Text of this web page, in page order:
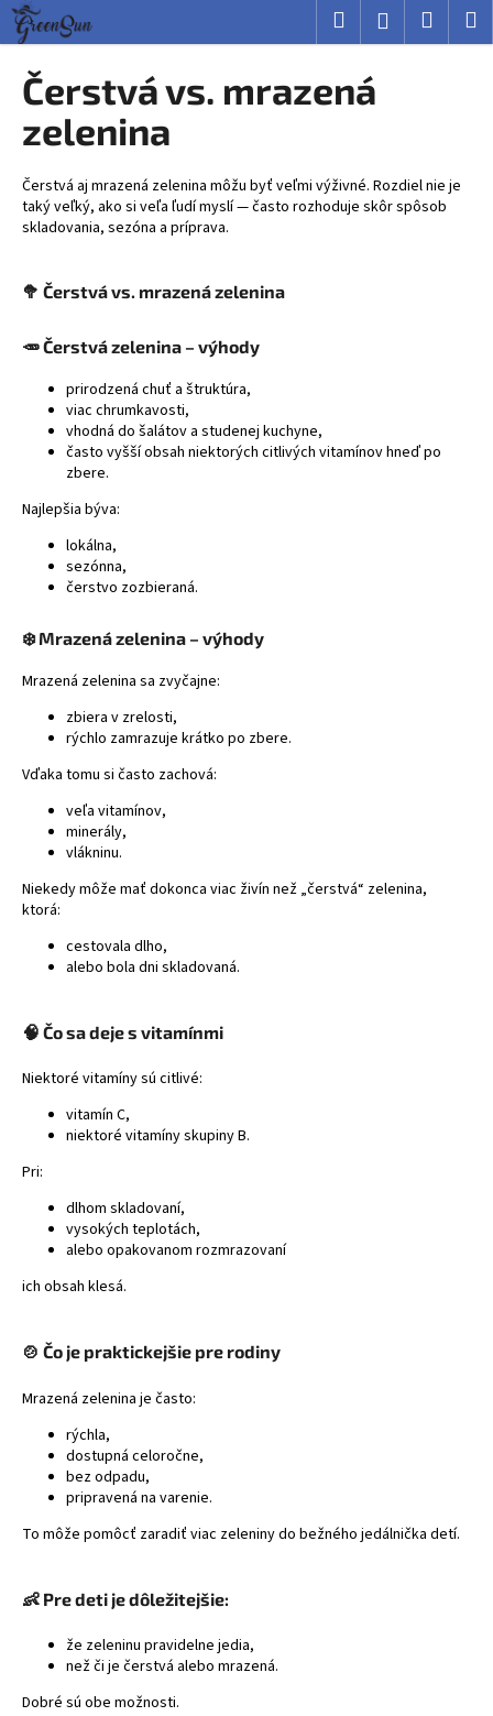
Prejsť
obsah
Hľadať Prihlásenie
Čerstvá vs. mrazená
zelenina
Čerstvá aj mrazená zelenina môžu byť veľmi výživné. Rozdiel nie je
taký veľký, ako si veľa ľudí myslí — často rozhoduje skôr spôsob
skladovania, sezóna a príprava.
🥦 Čerstvá vs. mrazená zelenina
🥕 Čerstvá zelenina – výhody
prirodzená chuť a štruktúra,
viac chrumkavosti,
vhodná do šalátov a studenej kuchyne,
často vyšší obsah niektorých citlivých vitamínov hneď po
zbere.
Najlepšia býva:
lokálna,
sezónna,
čerstvo zozbieraná.
❄️ Mrazená zelenina – výhody
Mrazená zelenina sa zvyčajne:
zbiera v zrelosti,
rýchlo zamrazuje krátko po zbere.
Vďaka tomu si často zachová:
veľa vitamínov,
minerály,
vlákninu.
Niekedy môže mať dokonca viac živín než „čerstvá“ zelenina,
ktorá:
cestovala dlho,
alebo bola dni skladovaná.
🧠 Čo sa deje s vitamínmi
Niektoré vitamíny sú citlivé:
vitamín C,
niektoré vitamíny skupiny B.
Pri:
dlhom skladovaní,
vysokých teplotách,
alebo opakovanom rozmrazovaní
ich obsah klesá.
🍲 Čo je praktickejšie pre rodiny
Mrazená zelenina je často:
rýchla,
dostupná celoročne,
bez odpadu,
pripravená na varenie.
To môže pomôcť zaradiť viac zeleniny do bežného jedálnička detí.
👶 Pre deti je dôležitejšie:
že zeleninu pravidelne jedia,
než či je čerstvá alebo mrazená.
Dobré sú obe možnosti.
K
o
Č
o
p
o
t
e
u
á
?
HĽADAŤ